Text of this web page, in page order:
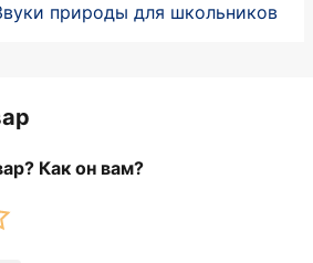
природы для школьников
Как он вам?